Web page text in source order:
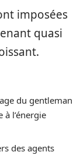
imposées
quasi
du gentleman
l’énergie
des agents